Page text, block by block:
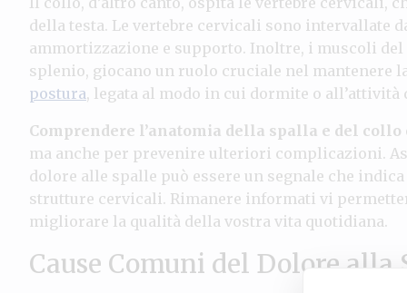
della testa. Le vertebre cervicali sono intervallate
ammortizzazione e supporto. Inoltre, i muscoli
splenio, giocano un ruolo cruciale nel mantenere
postura, legata al modo in cui dormite o
Comprendere l’anatomia della spalla e del collo
ma anche per prevenire ulteriori complicazioni.
dolore alle spalle può essere un segnale che
strutture cervicali. Rimanere informati vi
migliorare la qualità della vostra vita quotidiana.
Cause Comuni del Dolore alla